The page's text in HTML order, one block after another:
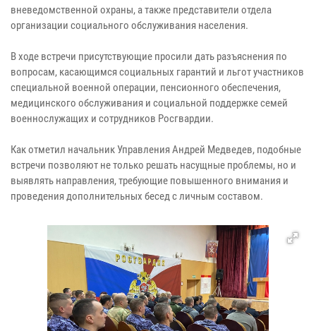
вневедомственной охраны, а также представители отдела
организации социального обслуживания населения.
В ходе встречи присутствующие просили дать разъяснения по
вопросам, касающимся социальных гарантий и льгот участников
специальной военной операции, пенсионного обеспечения,
медицинского обслуживания и социальной поддержке семей
военнослужащих и сотрудников Росгвардии.
Как отметил начальник Управления Андрей Медведев, подобные
встречи позволяют не только решать насущные проблемы, но и
выявлять направления, требующие повышенного внимания и
проведения дополнительных бесед с личным составом.